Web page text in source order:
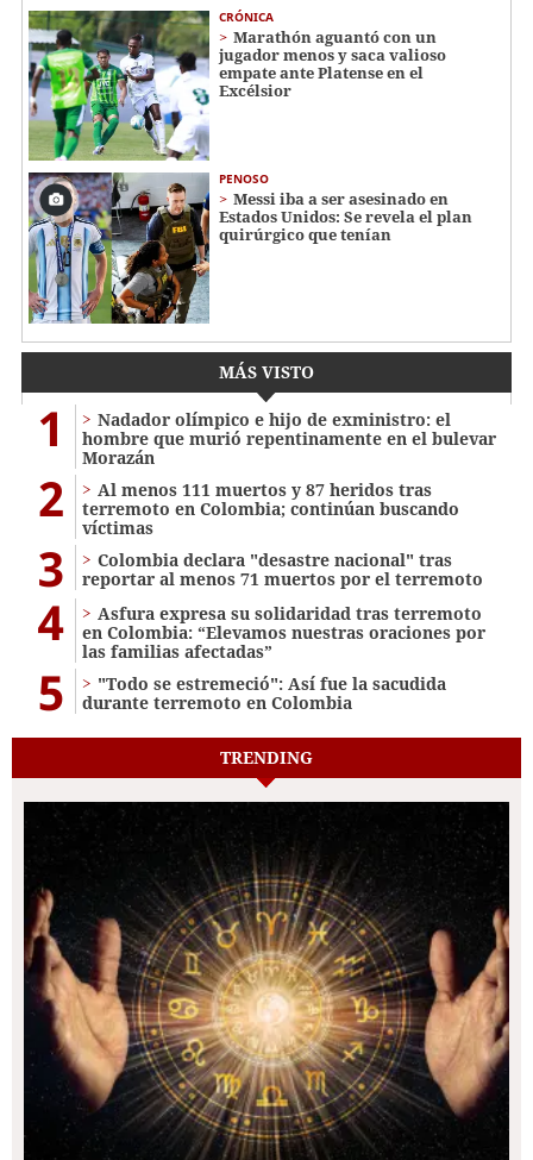
CRÓNICA
Marathón aguantó con un
jugador menos y saca valioso
empate ante Platense en el
Excélsior
PENOSO
Messi iba a ser asesinado en
Estados Unidos: Se revela el plan
quirúrgico que tenían
MÁS VISTO
1
Nadador olímpico e hijo de exministro: el
hombre que murió repentinamente en el bulevar
Morazán
2
Al menos 111 muertos y 87 heridos tras
terremoto en Colombia; continúan buscando
víctimas
3
Colombia declara "desastre nacional" tras
reportar al menos 71 muertos por el terremoto
4
Asfura expresa su solidaridad tras terremoto
en Colombia: “Elevamos nuestras oraciones por
las familias afectadas”
5
"Todo se estremeció": Así fue la sacudida
durante terremoto en Colombia
TRENDING